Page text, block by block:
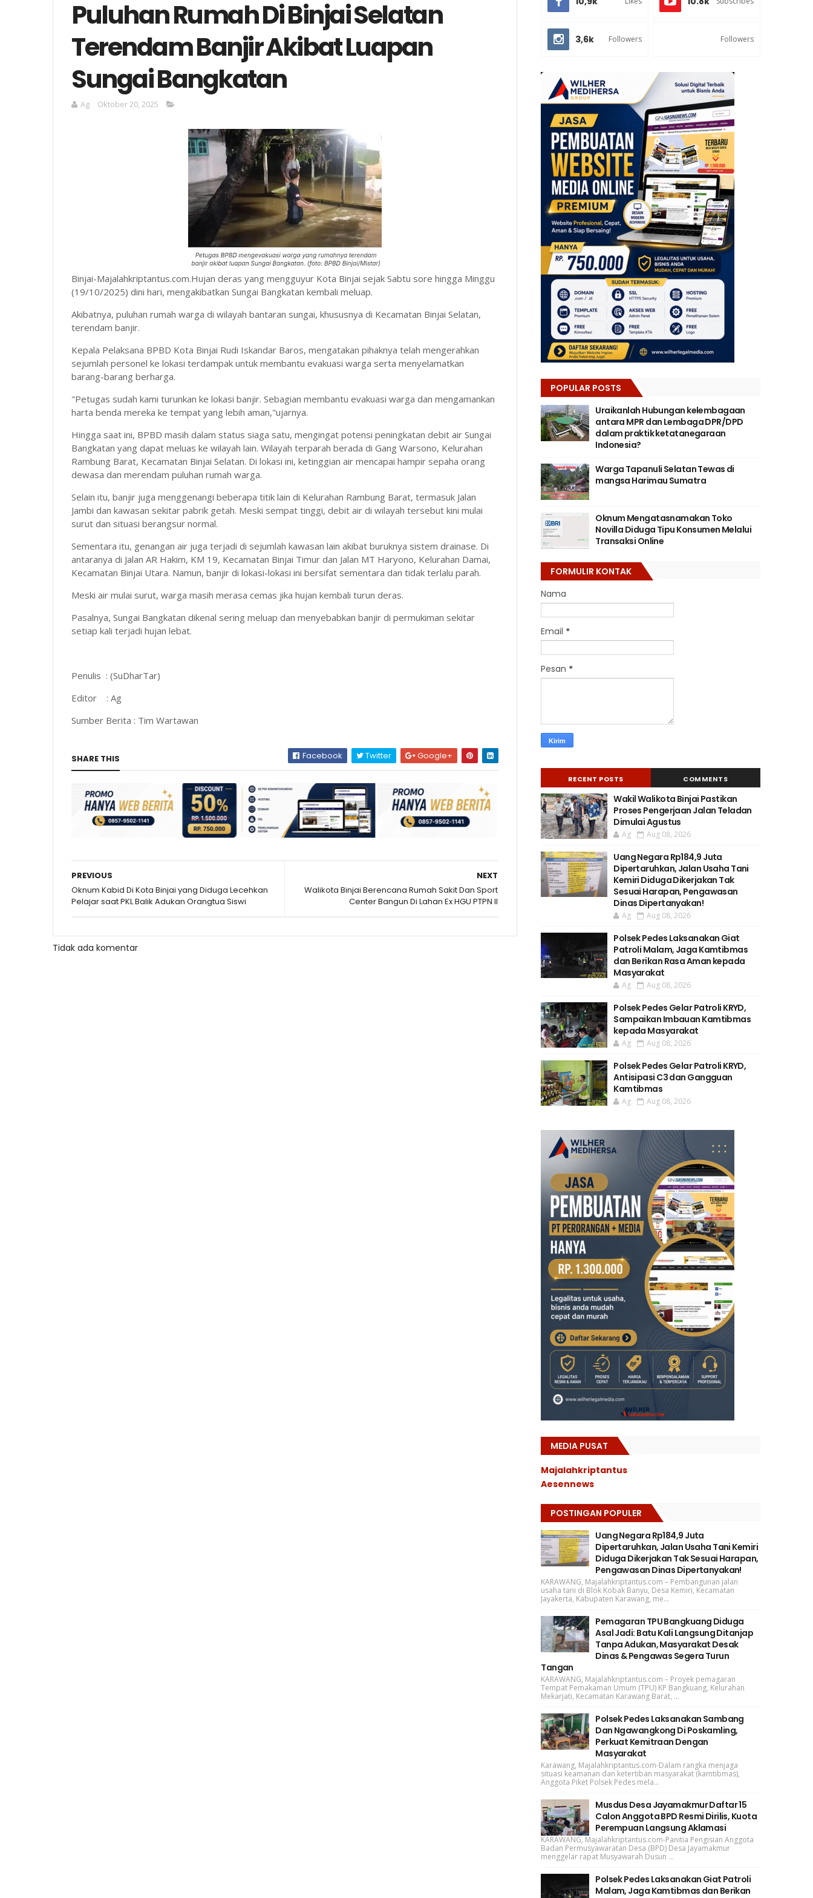
Puluhan Rumah Di Binjai Selatan
Terendam Banjir Akibat Luapan
Sungai Bangkatan
Ag Oktober 20, 2025
Binjai-Majalahkriptantus.com.Hujan deras yang mengguyur Kota Binjai sejak Sabtu sore hingga Minggu
(19/10/2025) dini hari, mengakibatkan Sungai Bangkatan kembali meluap.
Akibatnya, puluhan rumah warga di wilayah bantaran sungai, khususnya di Kecamatan Binjai Selatan,
terendam banjir.
Kepala Pelaksana BPBD Kota Binjai Rudi Iskandar Baros, mengatakan pihaknya telah mengerahkan
sejumlah personel ke lokasi terdampak untuk membantu evakuasi warga serta menyelamatkan
barang-barang berharga.
"Petugas sudah kami turunkan ke lokasi banjir. Sebagian membantu evakuasi warga dan mengamankan
harta benda mereka ke tempat yang lebih aman,"ujarnya.
Hingga saat ini, BPBD masih dalam status siaga satu, mengingat potensi peningkatan debit air Sungai
Bangkatan yang dapat meluas ke wilayah lain. Wilayah terparah berada di Gang Warsono, Kelurahan
Rambung Barat, Kecamatan Binjai Selatan. Di lokasi ini, ketinggian air mencapai hampir sepaha orang
dewasa dan merendam puluhan rumah warga.
Selain itu, banjir juga menggenangi beberapa titik lain di Kelurahan Rambung Barat, termasuk Jalan
Jambi dan kawasan sekitar pabrik getah. Meski sempat tinggi, debit air di wilayah tersebut kini mulai
surut dan situasi berangsur normal.
Sementara itu, genangan air juga terjadi di sejumlah kawasan lain akibat buruknya sistem drainase. Di
antaranya di Jalan AR Hakim, KM 19, Kecamatan Binjai Timur dan Jalan MT Haryono, Kelurahan Damai,
Kecamatan Binjai Utara. Namun, banjir di lokasi-lokasi ini bersifat sementara dan tidak terlalu parah.
Meski air mulai surut, warga masih merasa cemas jika hujan kembali turun deras.
Pasalnya, Sungai Bangkatan dikenal sering meluap dan menyebabkan banjir di permukiman sekitar
setiap kali terjadi hujan lebat.
Penulis : (SuDharTar)
Editor : Ag
Sumber Berita : Tim Wartawan
SHARE THIS Facebook Twitter Google+
NEXT
Walikota Binjai Berencana Rumah Sakit Dan Sport
Center Bangun Di Lahan Ex HGU PTPN II
PREVIOUS
Oknum Kabid Di Kota Binjai yang Diduga Lecehkan
Pelajar saat PKL Balik Adukan Orangtua Siswi
Tidak ada komentar
3,6k Followers Followers
POPULAR POSTS
Uraikanlah Hubungan kelembagaan
antara MPR dan Lembaga DPR/DPD
dalam praktik ketatanegaraan
Indonesia?
Warga Tapanuli Selatan Tewas di
mangsa Harimau Sumatra
Oknum Mengatasnamakan Toko
Novilla Diduga Tipu Konsumen Melalui
Transaksi Online
FORMULIR KONTAK
Nama
Email *
Pesan *
RECENT POSTS COMMENTS
Wakil Walikota Binjai Pastikan
Proses Pengerjaan Jalan Teladan
Dimulai Agustus
Ag Aug 08, 2026
Uang Negara Rp184,9 Juta
Dipertaruhkan, Jalan Usaha Tani
Kemiri Diduga Dikerjakan Tak
Sesuai Harapan, Pengawasan
Dinas Dipertanyakan!
Ag Aug 08, 2026
Polsek Pedes Laksanakan Giat
Patroli Malam, Jaga Kamtibmas
dan Berikan Rasa Aman kepada
Masyarakat
Ag Aug 08, 2026
Polsek Pedes Gelar Patroli KRYD,
Sampaikan Imbauan Kamtibmas
kepada Masyarakat
Ag Aug 08, 2026
Polsek Pedes Gelar Patroli KRYD,
Antisipasi C3 dan Gangguan
Kamtibmas
Ag Aug 08, 2026
MEDIA PUSAT
Majalahkriptantus
Aesennews
POSTINGAN POPULER
Uang Negara Rp184,9 Juta
Dipertaruhkan, Jalan Usaha Tani Kemiri
Diduga Dikerjakan Tak Sesuai Harapan,
Pengawasan Dinas Dipertanyakan!
KARAWANG, Majalahkriptantus.com – Pembangunan jalan
usaha tani di Blok Kobak Banyu, Desa Kemiri, Kecamatan
Jayakerta, Kabupaten Karawang, me...
Pemagaran TPU Bangkuang Diduga
Asal Jadi: Batu Kali Langsung Ditanjap
Tanpa Adukan, Masyarakat Desak
Dinas & Pengawas Segera Turun
Tangan
KARAWANG, Majalahkriptantus.com – Proyek pemagaran
Tempat Pemakaman Umum (TPU) KP Bangkuang, Kelurahan
Mekarjati, Kecamatan Karawang Barat, ...
Polsek Pedes Laksanakan Sambang
Dan Ngawangkong Di Poskamling,
Perkuat Kemitraan Dengan
Masyarakat
Karawang, Majalahkriptantus.com-Dalam rangka menjaga
situasi keamanan dan ketertiban masyarakat (kamtibmas),
Anggota Piket Polsek Pedes mela...
Musdus Desa Jayamakmur Daftar 15
Calon Anggota BPD Resmi Dirilis, Kuota
Perempuan Langsung Aklamasi
KARAWANG, Majalahkriptantus.com-Panitia Pengisian Anggota
Badan Permusyawaratan Desa (BPD) Desa Jayamakmur
menggelar rapat Musyawarah Dusun ...
Polsek Pedes Laksanakan Giat Patroli
Malam, Jaga Kamtibmas dan Berikan